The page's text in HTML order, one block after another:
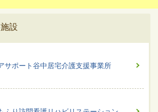
設
サポート谷中居宅介護支援事業所